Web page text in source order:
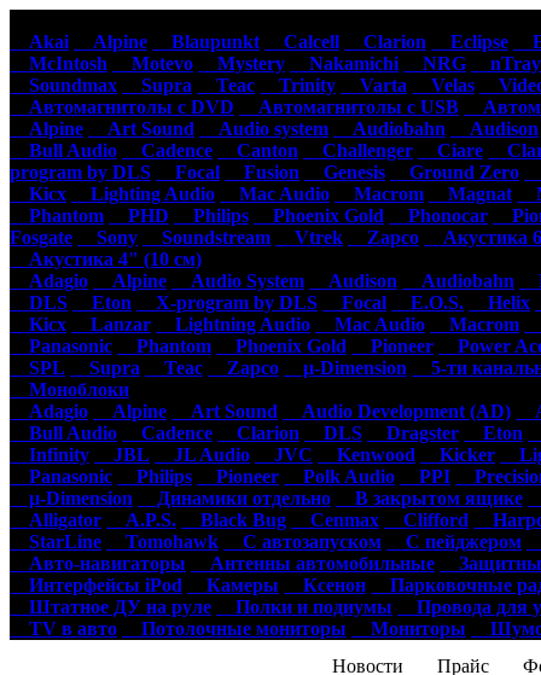
Akai
Alpine Blaupunkt Calcell Clarion Eclipse
McIntosh
Motevo Mystery Nakamichi NRG
nTray
Soundmax
Supra Teac Trinity Varta Velas
Автомагнитолы с DVD
Автомагнитолы с USB
Alpine
Art Sound Audio system Audiobahn
Audison
Bull Audio
Cadence Canton Challenger Ciare
program by DLS
Focal Fusion Genesis Ground Zero
Kicx
Lighting Audio Mac Audio Macrom Magnat
Phantom
PHD Philips Phoenix Gold Phonocar
Fosgate
Sony Soundstream Vtrek Zapco
Акустика
Акустика 4" (10 см)
Adagio
Alpine Audio System Audison Audiobahn
DLS
Eton X-program by DLS Focal E.O.S. Helix
Kicx
Lanzar Lightning Audio Mac Audio Macrom
Panasonic
Phantom Phoenix Gold Pioneer
Power
SPL
Supra Teac Zapco µ-Dimension
5-ти
Моноблоки
Adagio
Alpine Art Sound Audio Development (AD)
Bull Audio
Cadence Clarion DLS Dragster Eton
Infinity
JBL JL Audio JVC Kenwood Kicker
Panasonic
Philips Pioneer Polk Audio PPI
µ-Dimension
Динамики отдельно В закрытом ящике
Alligator
A.P.S. Black Bug Cenmax Clifford
StarLine
Tomohawk С автозапуском С пейджером
Авто-навигаторы
Антенны автомобильные
Интерфейсы iPod
Камеры Ксенон
Парковочные
Штатное ДУ на руле
Полки и подиумы
Провода для
TV в авто
Потолочные мониторы Мониторы
Новости Прайс